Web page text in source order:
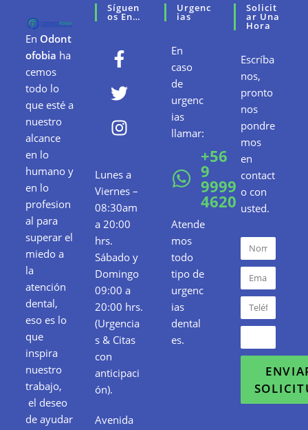
En Odont
ofobia ha
cemos
todo lo
que esté a
nuestro
alcance
en lo
humano y
en lo
profesion
al para
superar el
miedo a
la
atención
dental,
eso es lo
que
inspira
nuestro
trabajo,
el deseo
de ayudar
Síguen
Os En…
Lunes a
Viernes –
08:30am
a 20:00
hrs.
Sábado y
Domingo
09:00 a
20:00 hrs.
(Urgencia
s & Citas
con
anticipaci
ón).
Avenida
Urgenc
Ias
En
caso
de
urgenc
ias
llamar:
+56
9
9999
4620
Atende
mos
todo
tipo de
urgenc
ias
dental
es.
Solicit
Ar Una
Hora
Escríba
nos,
pronto
nos
pondre
mos
en
contact
o con
usted.